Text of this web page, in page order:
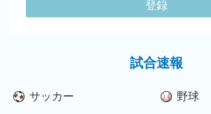
登録
試合速報
サッカー 野球